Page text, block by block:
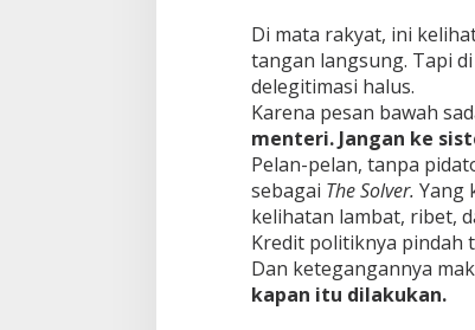
Di mata rakyat, ini
tangan langsung. Tapi
delegitimasi halus.
Karena pesan bawah
menteri. Jangan ke
Pelan-pelan, tanpa
sebagai The Solver. Yang
kelihatan lambat, ribet,
Kredit politiknya pindah
Dan ketegangannya
kapan itu dilakukan.